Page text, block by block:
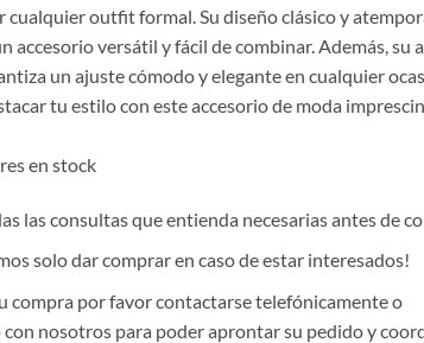
cualquier outfit formal. Su diseño clásico y
accesorio versátil y fácil de combinar. Además, su
un ajuste cómodo y elegante en cualquier
tu estilo con este accesorio de moda
en stock
las consultas que entienda necesarias antes de
solo dar comprar en caso de estar interesados!
compra por favor contactarse telefónicamente o
nosotros para poder aprontar su pedido y